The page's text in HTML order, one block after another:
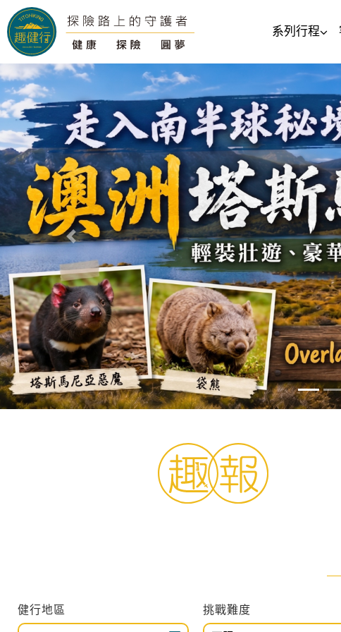
系列行程
往前
旅遊區域 目的地